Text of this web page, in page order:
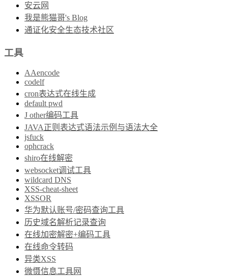
安云网
我是熊猫哥's Blog
通证化安全生态技术社区
工具
AAencode
codelf
cron表达式在线生成
default pwd
J other编码工具
JAVA正则表达式语法示例与语法大全
jsfuck
ophcrack
shiro在线解密
websocket调试工具
wildcard DNS
XSS-cheat-sheet
XSSOR
华为默认账号/密码查询工具
历史域名解析记录查询
在线加密解密+编码工具
在线命令转码
异类XSS
微慑信息工具网